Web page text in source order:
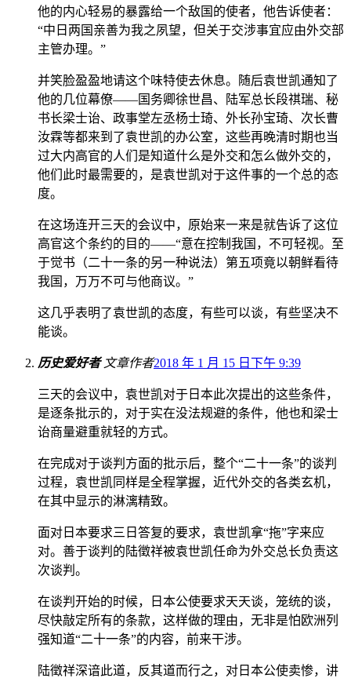
他的内心轻易的暴露给一个敌国的使者，他告诉使者：
“中日两国亲善为我之夙望，但关于交涉事宜应由外交部
主管办理。”
并笑脸盈盈地请这个味特使去休息。随后袁世凯通知了
他的几位幕僚——国务卿徐世昌、陆军总长段祺瑞、秘
书长梁士诒、政事堂左丞杨士琦、外长孙宝琦、次长曹
汝霖等都来到了袁世凯的办公室，这些再晚清时期也当
过大内高官的人们是知道什么是外交和怎么做外交的，
他们此时最需要的，是袁世凯对于这件事的一个总的态
度。
在这场连开三天的会议中，原始来一来是就告诉了这位
高官这个条约的目的——“意在控制我国，不可轻视。至
于觉书（二十一条的另一种说法）第五项竟以朝鲜看待
我国，万万不可与他商议。”
这几乎表明了袁世凯的态度，有些可以谈，有些坚决不
能谈。
历史爱好者 文章作者2018 年 1 月 15 日下午 9:39
三天的会议中，袁世凯对于日本此次提出的这些条件，
是逐条批示的，对于实在没法规避的条件，他也和梁士
诒商量避重就轻的方式。
在完成对于谈判方面的批示后，整个“二十一条”的谈判
过程，袁世凯同样是全程掌握，近代外交的各类玄机，
在其中显示的淋漓精致。
面对日本要求三日答复的要求，袁世凯拿“拖”字来应
对。善于谈判的陆徵祥被袁世凯任命为外交总长负责这
次谈判。
在谈判开始的时候，日本公使要求天天谈，笼统的谈，
尽快敲定所有的条款，这样做的理由，无非是怕欧洲列
强知道“二十一条”的内容，前来干涉。
陆徵祥深谙此道，反其道而行之，对日本公使卖惨，讲